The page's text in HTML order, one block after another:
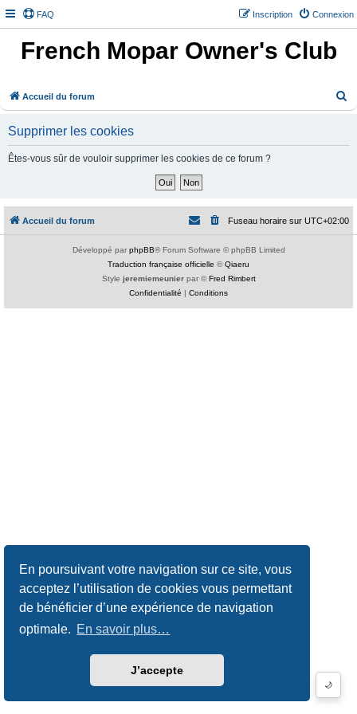
En poursuivant votre navigation sur ce site, vous
acceptez l’utilisation de cookies vous permettant
de bénéficier d’une expérience de navigation
optimale. En savoir plus…
J’accepte
FAQ Connexion
Inscription
French Mopar Owner's Club
Accueil du forum
🌙
Supprimer les cookies
Êtes-vous sûr de vouloir supprimer les cookies de ce forum ?
Accueil du forum Fuseau horaire sur UTC+02:00
Développé par phpBB® Forum Software © phpBB Limited
Traduction française officielle ©Qiaeru
Style jeremiemeunierpar ©Fred Rimbert
Confidentialité | Conditions